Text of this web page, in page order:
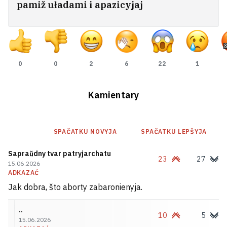
pamiž uładami i apazicyjaj
0 0 2 6 22 1
Kamientary
SPAČATKU NOVYJA SPAČATKU LEPŠYJA
Sapraŭdny tvar patryjarchatu
15.06.2026
ADKAZAĆ
23 27
Jak dobra, što aborty zabaronienyja.
..
15.06.2026
10 5
«Nad hałavoj lataje pa 20 ton». Brat i
zarablajuć u porcie polskaj Hdyni